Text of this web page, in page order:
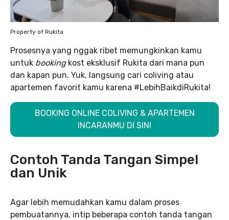
Property of Rukita
Prosesnya yang nggak ribet memungkinkan kamu
untuk bookingkost eksklusif Rukita dari mana pun
dan kapan pun. Yuk, langsung cari coliving atau
apartemen favorit kamu karena #LebihBaikdiRukita!
BOOKING ONLINE COLIVING & APARTEMEN
INCARANMU DI SINI
Contoh Tanda Tangan Simpel
dan Unik
Agar lebih memudahkan kamu dalam proses
pembuatannya, intip beberapa contoh tanda tangan